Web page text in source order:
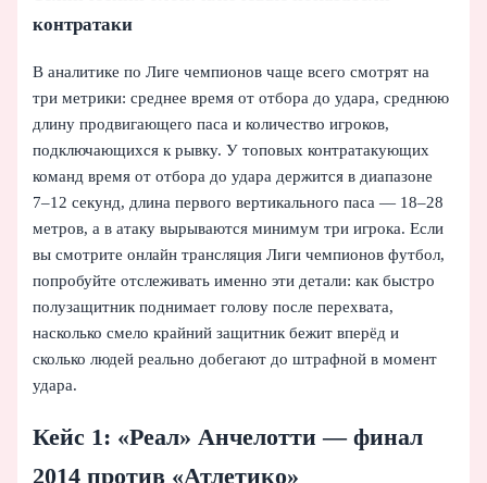
контратаки
В аналитике по Лиге чемпионов чаще всего смотрят на
три метрики: среднее время от отбора до удара, среднюю
длину продвигающего паса и количество игроков,
подключающихся к рывку. У топовых контратакующих
команд время от отбора до удара держится в диапазоне
7–12 секунд, длина первого вертикального паса — 18–28
метров, а в атаку вырываются минимум три игрока. Если
вы смотрите онлайн трансляция Лиги чемпионов футбол,
попробуйте отслеживать именно эти детали: как быстро
полузащитник поднимает голову после перехвата,
насколько смело крайний защитник бежит вперёд и
сколько людей реально добегают до штрафной в момент
удара.
Кейc 1: «Реал» Анчелотти — финал
2014 против «Атлетико»